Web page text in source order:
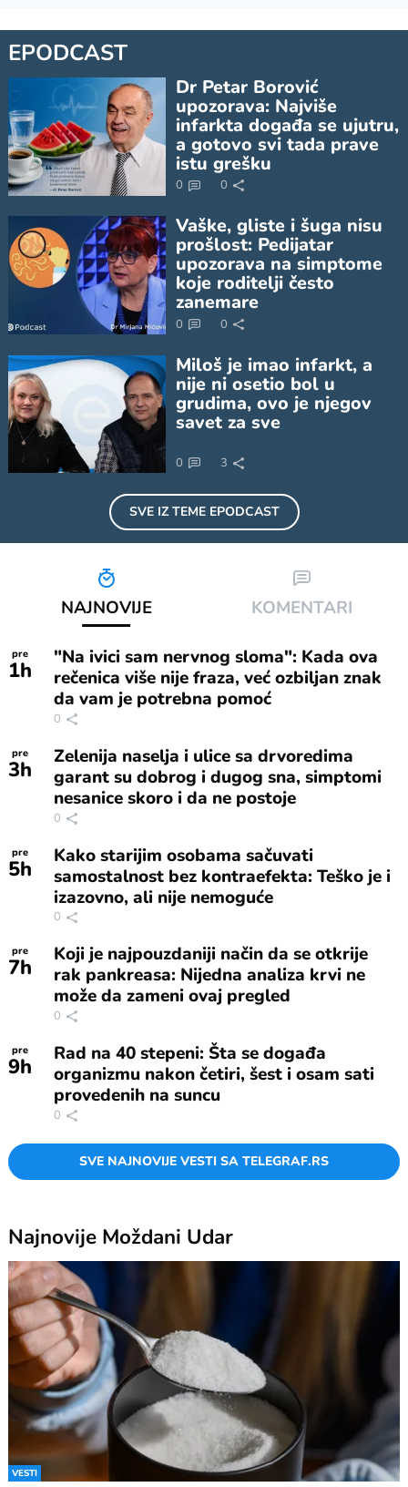
EPODCAST
Dr Petar Borović
upozorava: Najviše
infarkta događa se ujutru,
a gotovo svi tada prave
istu grešku
0 0
Vaške, gliste i šuga nisu
prošlost: Pedijatar
upozorava na simptome
koje roditelji često
zanemare
0 0
Miloš je imao infarkt, a
nije ni osetio bol u
grudima, ovo je njegov
savet za sve
0 3
SVE IZ TEME EPODCAST
NAJNOVIJE KOMENTARI
pre
1h
"Na ivici sam nervnog sloma": Kada ova
rečenica više nije fraza, već ozbiljan znak
da vam je potrebna pomoć
0
pre
3h
Zelenija naselja i ulice sa drvoredima
garant su dobrog i dugog sna, simptomi
nesanice skoro i da ne postoje
0
pre
5h
Kako starijim osobama sačuvati
samostalnost bez kontraefekta: Teško je i
izazovno, ali nije nemoguće
0
pre
7h
Koji je najpouzdaniji način da se otkrije
rak pankreasa: Nijedna analiza krvi ne
može da zameni ovaj pregled
0
pre
9h
Rad na 40 stepeni: Šta se događa
organizmu nakon četiri, šest i osam sati
provedenih na suncu
0
SVE NAJNOVIJE VESTI SA TELEGRAF.RS
Najnovije Moždani Udar
VESTI